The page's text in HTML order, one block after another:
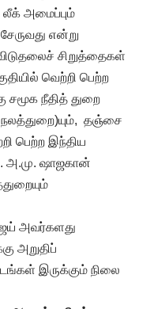
லீக் அமைப்பும்
என்று
விடுதலைச் சிறுத்தைகள்
வெற்றி பெற்ற
சமூக நீதித் துறை
நலத்துறை)யும், தஞ்சை
பெற்ற இந்திய
அ.மு. ஷாஜகான்
அவர்களது
அறுதிப்
இருக்கும் நிலை